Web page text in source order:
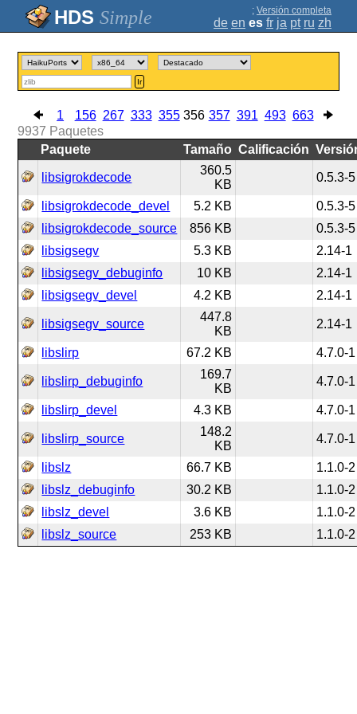
Simple ; Versión completa
de en es fr ja pt ru zh
Ir
1 156 267 333 355 356 357 391 493 663
9937 Paquetes
Paquete
Tamaño Calificación
libsigrokdecode
360.5
KB
0.5.3-5
libsigrokdecode_devel 5.2 KB
0.5.3-5
libsigrokdecode_source
856 KB
0.5.3-5
libsigsegv
5.3 KB
2.14-1
libsigsegv_debuginfo
10 KB
2.14-1
libsigsegv_devel
4.2 KB 2.14-1
libsigsegv_source
447.8
KB
2.14-1
libslirp 67.2 KB 4.7.0-1
libslirp_debuginfo
169.7
KB
4.7.0-1
libslirp_devel 4.3 KB 4.7.0-1
libslirp_source
148.2
KB
4.7.0-1
libslz 66.7 KB
1.1.0-2
libslz_debuginfo
30.2 KB
1.1.0-2
libslz_devel
3.6 KB
1.1.0-2
libslz_source
253 KB 1.1.0-2